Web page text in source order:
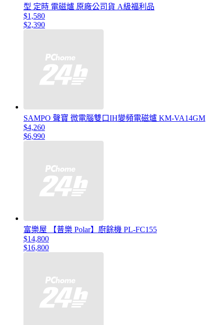
型 定時 電磁爐 原廠公司貨 A級福利品
$1,580
$2,390
SAMPO 聲寶 微電腦雙口IH變頻電磁爐 KM-VA14GM
$4,260
$6,990
富樂屋 【普樂 Polar】廚餘機 PL-FC155
$14,800
$16,800